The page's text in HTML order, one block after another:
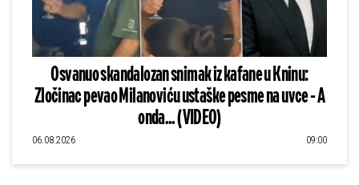
Osvanuo skandalozan snimak iz kafane u Kninu:
Zločinac pevao Milanoviću ustaške pesme na uvce - A
onda... (VIDEO)
06.08.2026 09:00